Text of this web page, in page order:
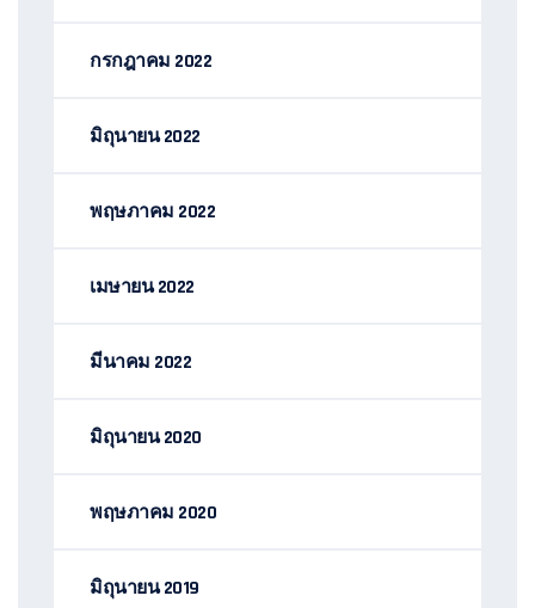
กรกฎาคม 2022
มิถุนายน 2022
พฤษภาคม 2022
เมษายน 2022
มีนาคม 2022
มิถุนายน 2020
พฤษภาคม 2020
มิถุนายน 2019